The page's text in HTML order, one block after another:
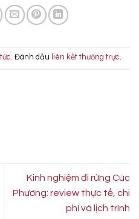
tức. Đánh dấu liên kết thường trực.
Kinh nghiệm đi rừng Cúc
Phương: review thực tế, chi
phí và lịch trình